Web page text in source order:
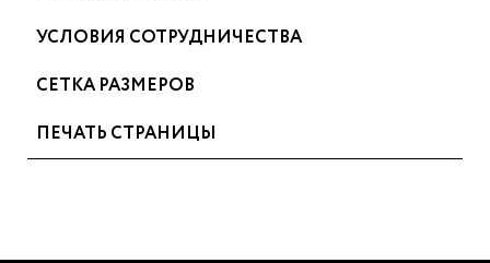
УСЛОВИЯ СОТРУДНИЧЕСТВА
СЕТКА РАЗМЕРОВ
ПЕЧАТЬ СТРАНИЦЫ